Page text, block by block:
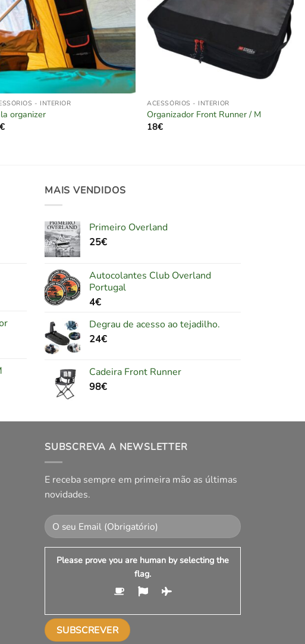
- INTERIOR
organizer
€
ACESSÓRIOS - INTERIOR
Organizador Front Runner / M
18€
MAIS VENDIDOS
Primeiro Overland
25€
Autocolantes Club Overland
Portugal
4€
Degrau de acesso ao tejadilho.
24€
Cadeira Front Runner
98€
SUBSCREVA A NEWSLETTER
E receba sempre em primeira mão as últimas
novidades.
Please prove you are human by selecting the
flag.